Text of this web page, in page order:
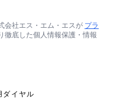
会社エス・エム・エスが プラ
徹底した個人情報保護・情報
ダイヤル